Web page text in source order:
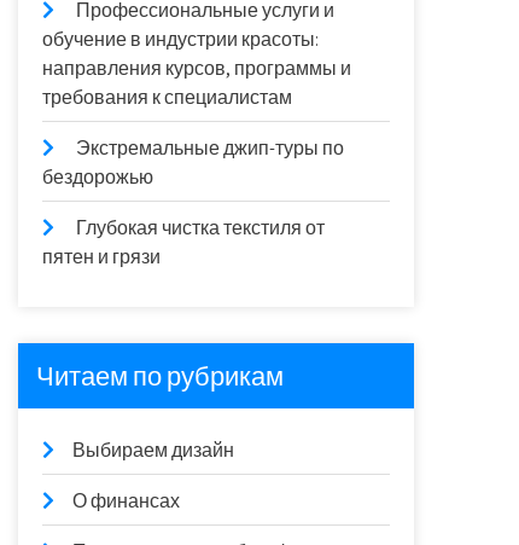
Профессиональные услуги и
обучение в индустрии красоты:
направления курсов, программы и
требования к специалистам
Экстремальные джип-туры по
бездорожью
Глубокая чистка текстиля от
пятен и грязи
Читаем по рубрикам
Выбираем дизайн
О финансах